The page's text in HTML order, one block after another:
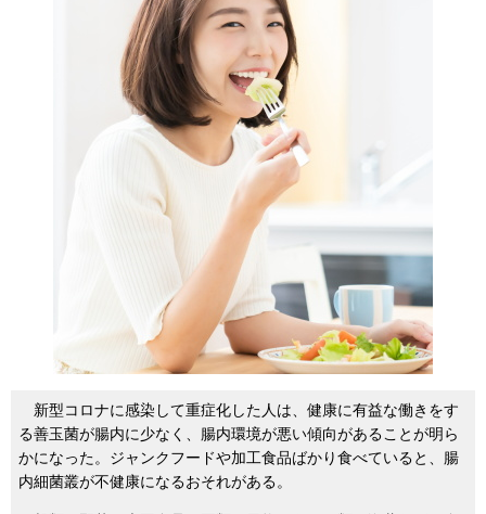
グリコアルブミン
特集・連載 一覧へ
新型コロナに感染して重症化した人は、健康に有益な働きをす
る善玉菌が腸内に少なく、腸内環境が悪い傾向があることが明ら
かになった。ジャンクフードや加工食品ばかり食べていると、腸
内細菌叢が不健康になるおそれがある。